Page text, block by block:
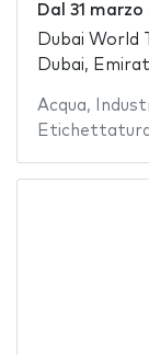
Dal 31 marzo
Dubai World
Dubai,
Acqua,